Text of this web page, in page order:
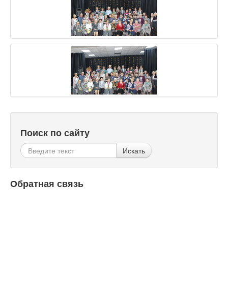
Поиск по сайту
Искать
Обратная связь